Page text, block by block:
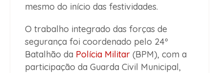
mesmo do início das festividades.
O trabalho integrado das forças de
segurança foi coordenado pelo 24º
Batalhão da Polícia Militar (BPM), com a
participação da Guarda Civil Municipal,